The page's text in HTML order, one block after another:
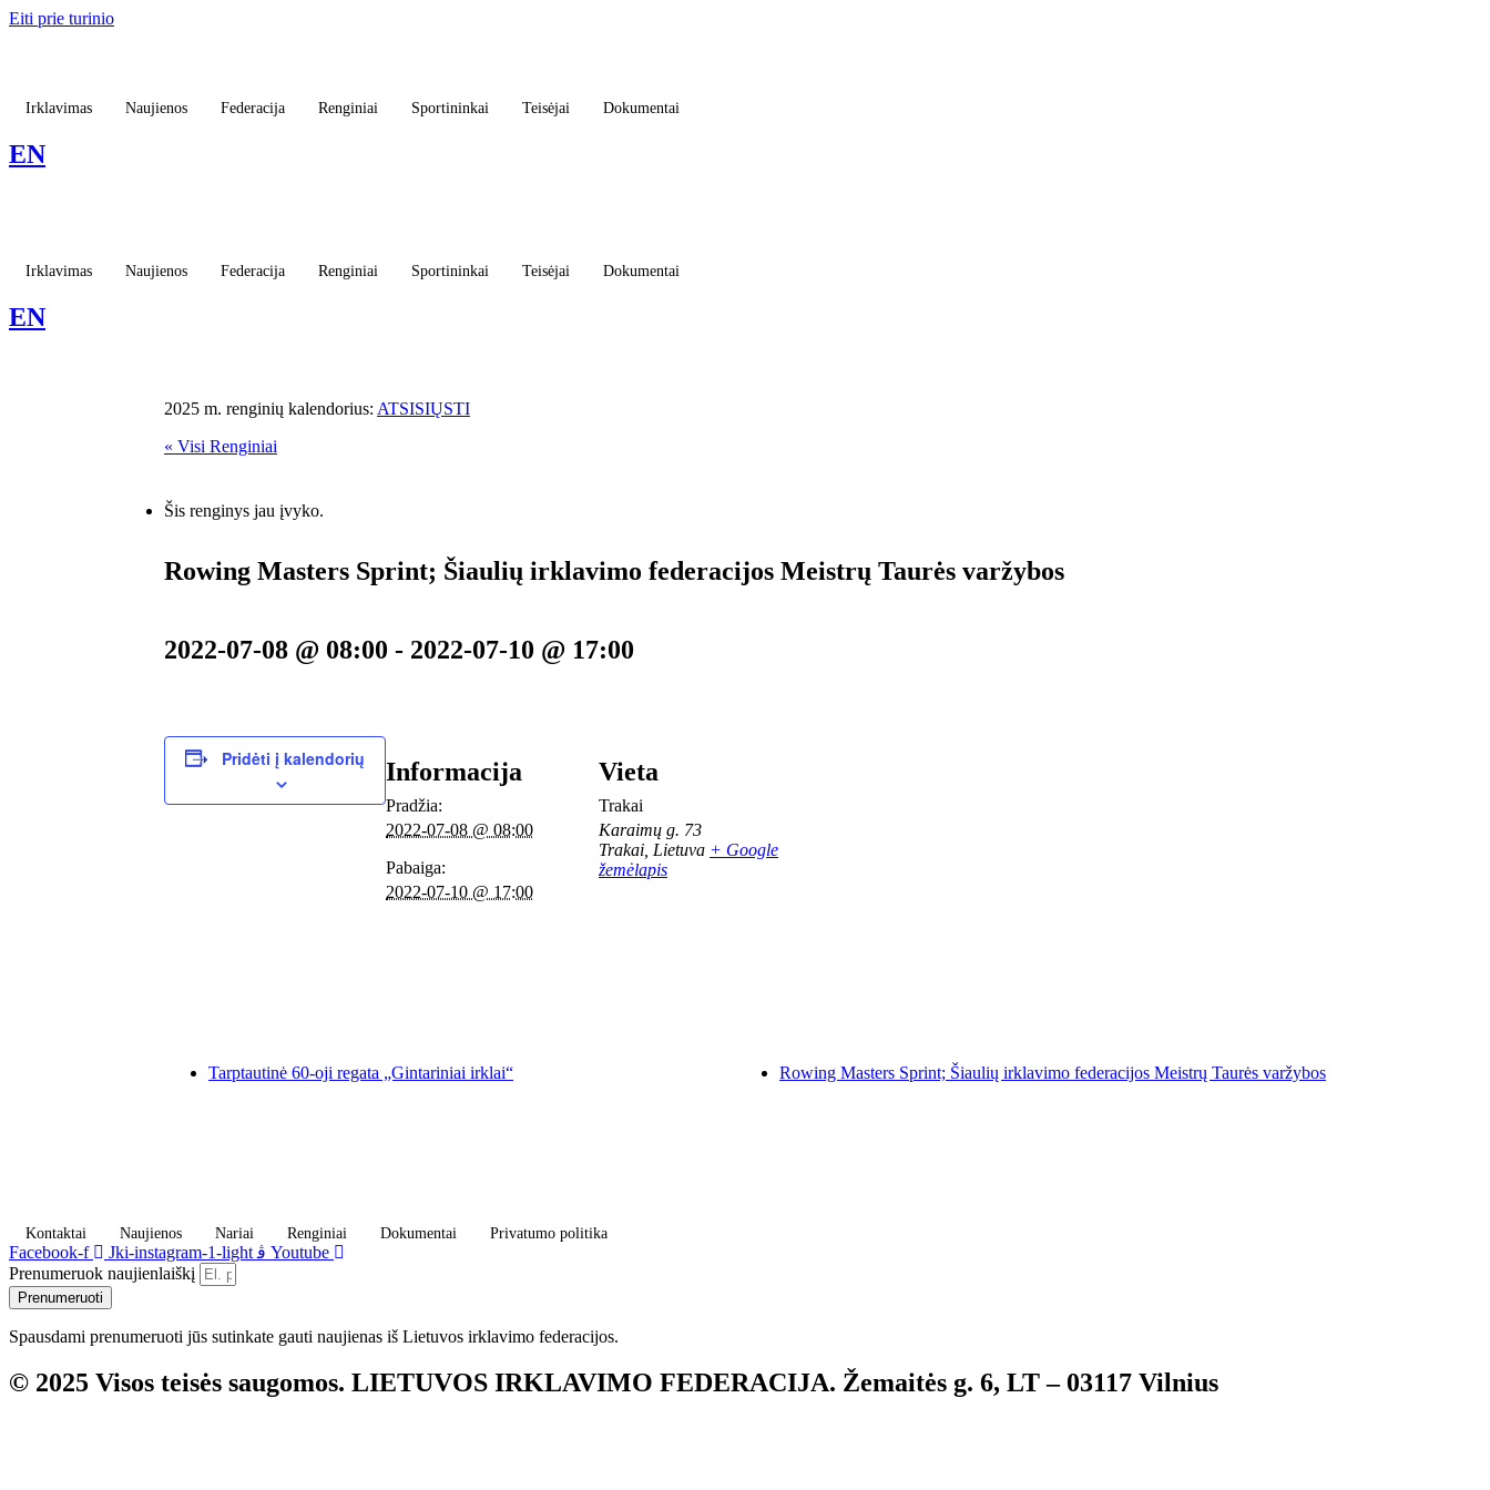
Eiti prie turinio
Irklavimas Naujienos Federacija Renginiai Sportininkai Teisėjai Dokumentai
EN
Irklavimas Naujienos Federacija Renginiai Sportininkai Teisėjai Dokumentai
EN
2025 m. renginių kalendorius: ATSISIŲSTI
« Visi Renginiai
Šis renginys jau įvyko.
Rowing Masters Sprint; Šiaulių irklavimo federacijos Meistrų Taurės varžybos
2022-07-08 @ 08:00 - 2022-07-10 @ 17:00
Pridėti į kalendorių Informacija
Pradžia:
2022-07-08 @ 08:00
Pabaiga:
2022-07-10 @ 17:00
Vieta
Trakai
Karaimų g. 73
Trakai, Lietuva + Google
žemėlapis
Tarptautinė 60-oji regata „Gintariniai irklai“ Rowing Masters Sprint; Šiaulių irklavimo federacijos Meistrų Taurės varžybos
Kontaktai Naujienos Nariai Renginiai Dokumentai Privatumo politika
Facebook-f Jki-instagram-1-light
Youtube
Prenumeruok naujienlaiškį
Prenumeruoti
Spausdami prenumeruoti jūs sutinkate gauti naujienas iš Lietuvos irklavimo federacijos.
© 2025 Visos teisės saugomos. LIETUVOS IRKLAVIMO FEDERACIJA. Žemaitės g. 6, LT – 03117 Vilnius